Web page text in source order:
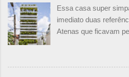
e
n
t
á
o
Essa casa super
imediato duas
Atenas que ficavam
ficassem tão
mais foco, me veio a